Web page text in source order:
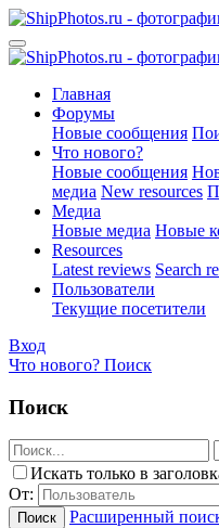
Главная
Форумы
Новые сообщения
Что нового?
Новые сообщения
медиа New resources
Медиа
Новые медиа Новые
Resources
Latest reviews Search
Пользователи
Текущие посетители
Вход
Что нового? Поиск
Поиск
Искать только в
От:
Поиск Расширенный